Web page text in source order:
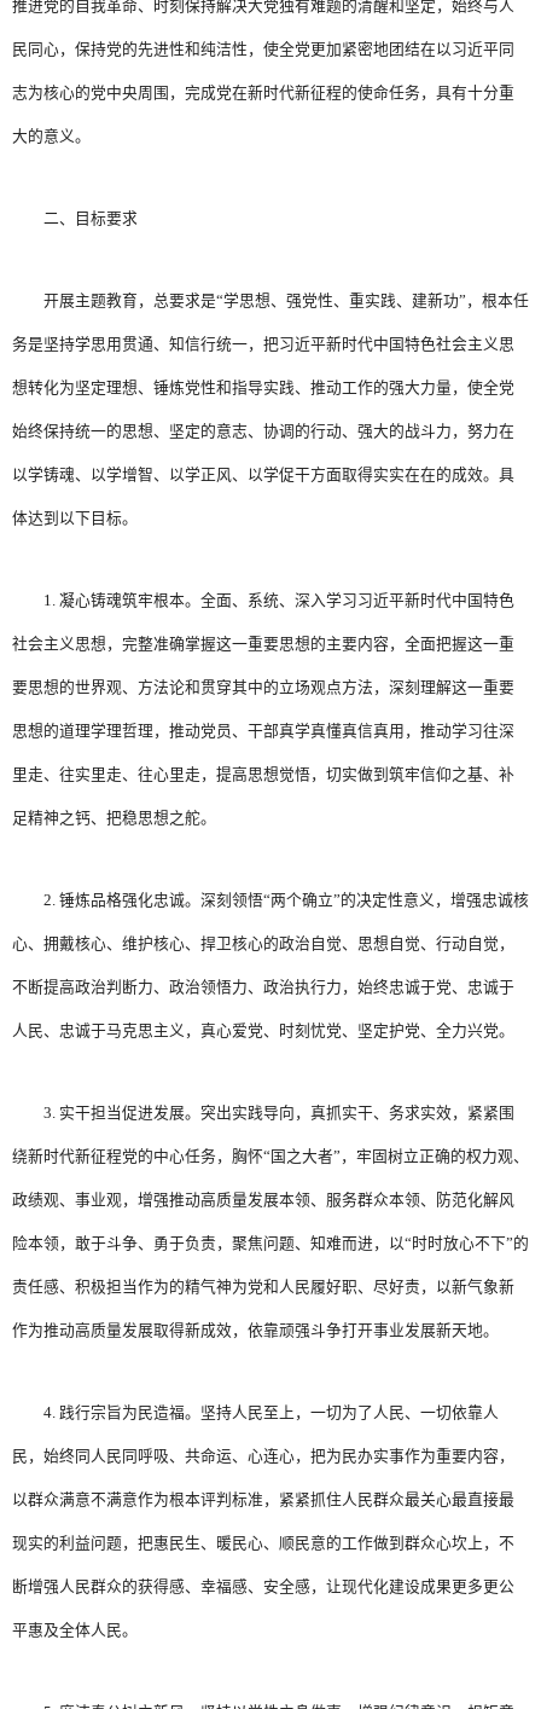
推进党的自我革命、时刻保持解决大党独有难题的清醒和坚定，始终与人
民同心，保持党的先进性和纯洁性，使全党更加紧密地团结在以习近平同
志为核心的党中央周围，完成党在新时代新征程的使命任务，具有十分重
大的意义。
二、目标要求
开展主题教育，总要求是“学思想、强党性、重实践、建新功”，根本任
务是坚持学思用贯通、知信行统一，把习近平新时代中国特色社会主义思
想转化为坚定理想、锤炼党性和指导实践、推动工作的强大力量，使全党
始终保持统一的思想、坚定的意志、协调的行动、强大的战斗力，努力在
以学铸魂、以学增智、以学正风、以学促干方面取得实实在在的成效。具
体达到以下目标。
1. 凝心铸魂筑牢根本。全面、系统、深入学习习近平新时代中国特色
社会主义思想，完整准确掌握这一重要思想的主要内容，全面把握这一重
要思想的世界观、方法论和贯穿其中的立场观点方法，深刻理解这一重要
思想的道理学理哲理，推动党员、干部真学真懂真信真用，推动学习往深
里走、往实里走、往心里走，提高思想觉悟，切实做到筑牢信仰之基、补
足精神之钙、把稳思想之舵。
2. 锤炼品格强化忠诚。深刻领悟“两个确立”的决定性意义，增强忠诚核
心、拥戴核心、维护核心、捍卫核心的政治自觉、思想自觉、行动自觉，
不断提高政治判断力、政治领悟力、政治执行力，始终忠诚于党、忠诚于
人民、忠诚于马克思主义，真心爱党、时刻忧党、坚定护党、全力兴党。
3. 实干担当促进发展。突出实践导向，真抓实干、务求实效，紧紧围
绕新时代新征程党的中心任务，胸怀“国之大者”，牢固树立正确的权力观、
政绩观、事业观，增强推动高质量发展本领、服务群众本领、防范化解风
险本领，敢于斗争、勇于负责，聚焦问题、知难而进，以“时时放心不下”的
责任感、积极担当作为的精气神为党和人民履好职、尽好责，以新气象新
作为推动高质量发展取得新成效，依靠顽强斗争打开事业发展新天地。
4. 践行宗旨为民造福。坚持人民至上，一切为了人民、一切依靠人
民，始终同人民同呼吸、共命运、心连心，把为民办实事作为重要内容，
以群众满意不满意作为根本评判标准，紧紧抓住人民群众最关心最直接最
现实的利益问题，把惠民生、暖民心、顺民意的工作做到群众心坎上，不
断增强人民群众的获得感、幸福感、安全感，让现代化建设成果更多更公
平惠及全体人民。